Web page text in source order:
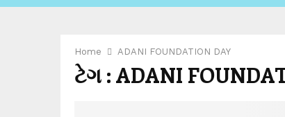
Home ADANI FOUNDATION DAY
ટેગ : ADANI